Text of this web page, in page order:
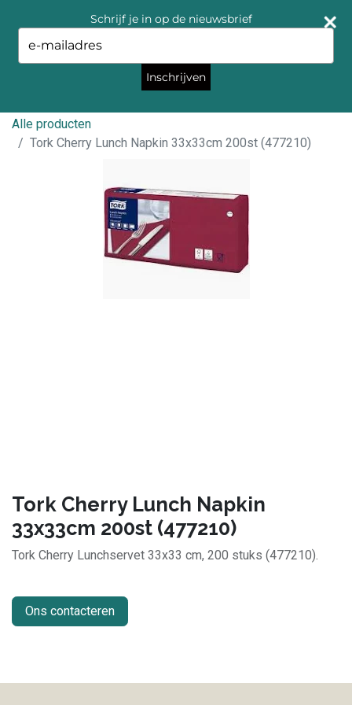
Alle producten
Tork Cherry Lunch Napkin 33x33cm 200st (477210)
Tork Cherry Lunch Napkin
33x33cm 200st (477210)
Tork Cherry Lunchservet 33x33 cm, 200 stuks (477210).
Ons contacteren
Schrijf je in op de nieuwsbrief
your
email
Inschrijven